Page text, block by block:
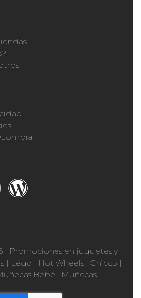
| Promociones en juguetes y
| Lego | Hot Wheels | Chicco |
Bebé | Muñecas